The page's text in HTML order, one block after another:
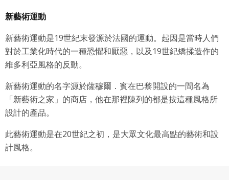
新藝術運動
新藝術運動是19世紀末發源於法國的運動。起因是當時人們
對於工業化時代的一種恐懼和厭惡，以及19世紀矯揉造作的
維多利亞風格的反動。
新藝術運動的名字源於薩穆爾．賓在巴黎開設的一間名為
「新藝術之家」的商店，他在那裡陳列的都是按這種風格所
設計的產品。
此藝術運動是在20世紀之初，是大眾文化最高點的藝術和設
計風格。